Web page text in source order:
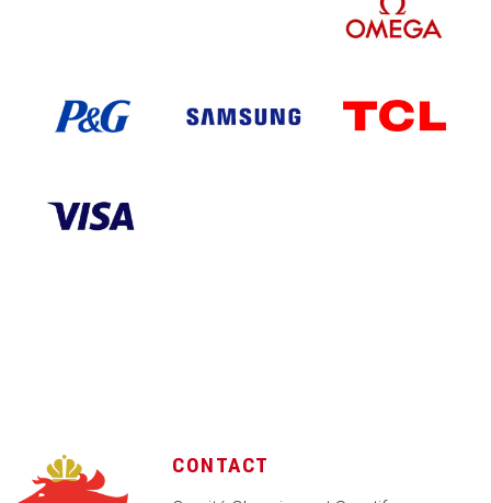
CONTACT